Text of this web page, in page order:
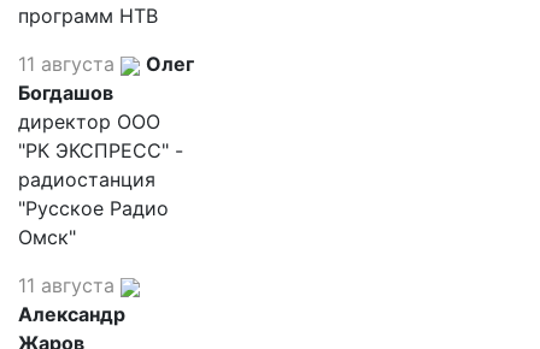
программ НТВ
11 августа
Олег
Богдашов
директор ООО
"РК ЭКСПРЕСС" -
радиостанция
"Русское Радио
Омск"
11 августа
Александр
Жаров